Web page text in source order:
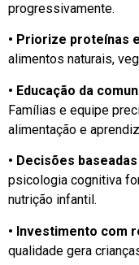
progressivamente.
• Priorize proteínas
alimentos naturais,
• Educação da
Famílias e equipe
alimentação e
• Decisões
psicologia cognitiva
nutrição infantil.
• Investimento com
qualidade gera